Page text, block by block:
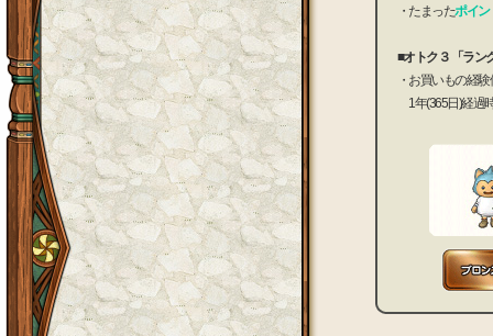
・たまったポイン
■オトク３ 「ラン
・お買いもの経
1年(365日)経過